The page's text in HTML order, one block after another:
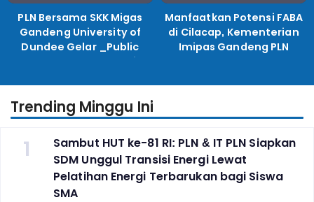
PLN Bersama SKK Migas
Gandeng University of
Dundee Gelar _Public
Lecture_, Kolaborasi
Manfaatkan Potensi FABA
di Cilacap, Kementerian
Imipas Gandeng PLN
Trending Minggu Ini
1
Sambut HUT ke-81 RI: PLN & IT PLN Siapkan
SDM Unggul Transisi Energi Lewat
Pelatihan Energi Terbarukan bagi Siswa
SMA